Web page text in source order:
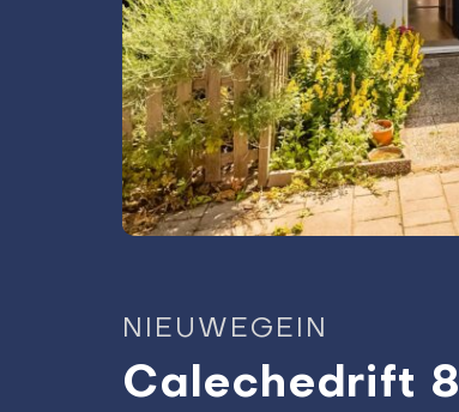
NIEUWEGEIN
Calechedrift 8